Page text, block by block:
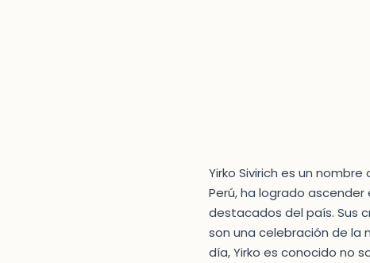
Yirko Sivirich es un
Perú, ha logrado
destacados del país. Sus
son una celebración de la
día, Yirko es conocido no